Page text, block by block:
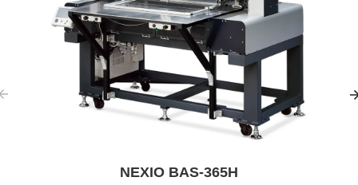
NEXIO BAS-365H